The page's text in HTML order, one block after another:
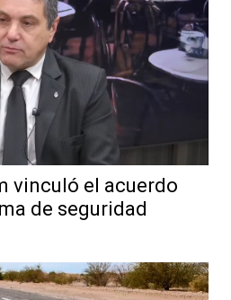
vinculó el acuerdo
de seguridad